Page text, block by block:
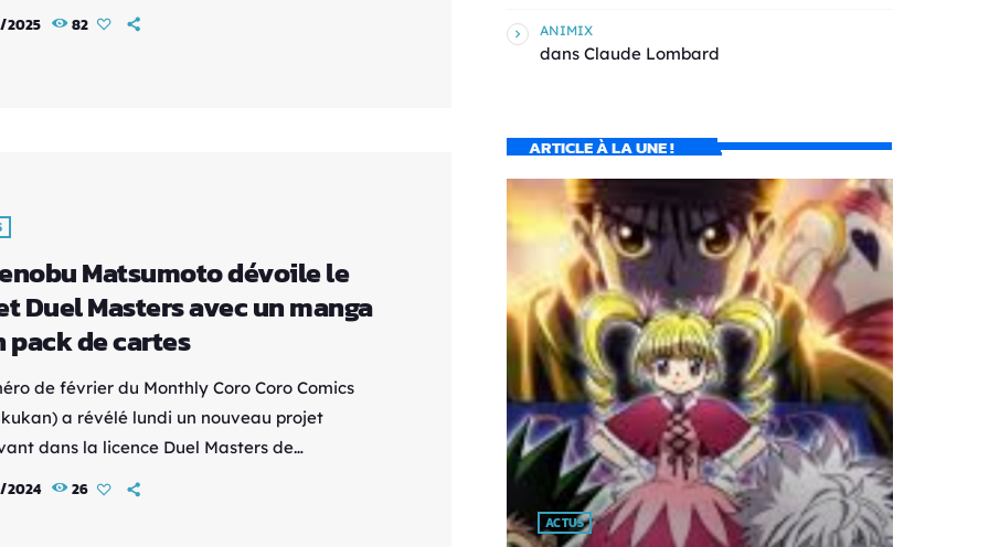
chaque mardi à 21h10, à partir du 28
2025 82
Matsumoto dévoile le
Duel Masters avec un manga
pack de cartes
de février du Monthly Coro Coro Comics
a révélé lundi un nouveau projet
dans la licence Duel Masters de
Matsumoto : Duel Masters LOST Tsuioku no
2024 26
ANIMIX
dans Claude Lombard
ARTICLE À LA UNE !
ACTUS